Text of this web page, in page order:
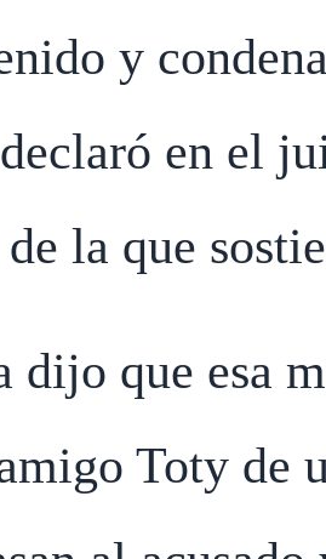
y
en el
la que
dijo que esa
Toty de